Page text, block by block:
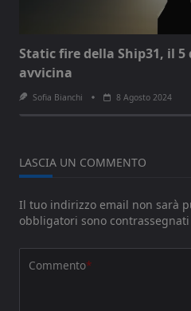
Static fire della Ship31, il
avvicina
Sofia Bianchi 8 Agosto 2024
LASCIA UN COMMENTO
Il tuo indirizzo email non sarà
obbligatori sono contrassegnati
Commento*